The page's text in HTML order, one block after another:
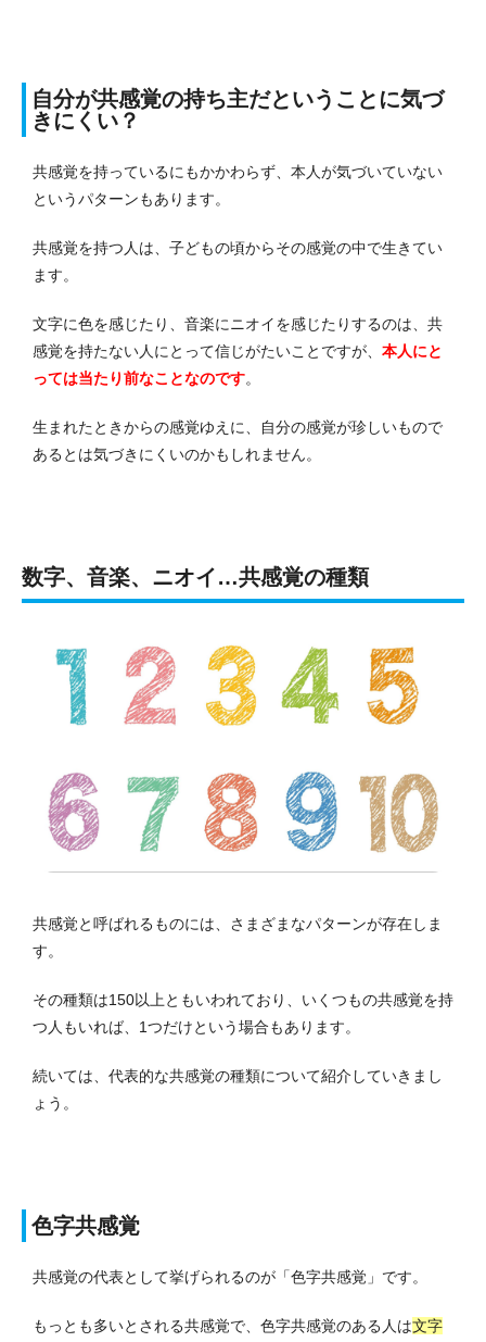
自分が共感覚の持ち主だということに気づ
きにくい？
共感覚を持っているにもかかわらず、本人が気づいていない
というパターンもあります。
共感覚を持つ人は、子どもの頃からその感覚の中で生きてい
ます。
文字に色を感じたり、音楽にニオイを感じたりするのは、共
感覚を持たない人にとって信じがたいことですが、 本人にと
っては当たり前なことなのです。
生まれたときからの感覚ゆえに、自分の感覚が珍しいもので
あるとは気づきにくいのかもしれません。
数字、音楽、ニオイ…共感覚の種類
共感覚と呼ばれるものには、さまざまなパターンが存在しま
す。
その種類は150以上ともいわれており、いくつもの共感覚を持
つ人もいれば、1つだけという場合もあります。
続いては、代表的な共感覚の種類について紹介していきまし
ょう。
色字共感覚
共感覚の代表として挙げられるのが「色字共感覚」です。
もっとも多いとされる共感覚で、色字共感覚のある人は文字